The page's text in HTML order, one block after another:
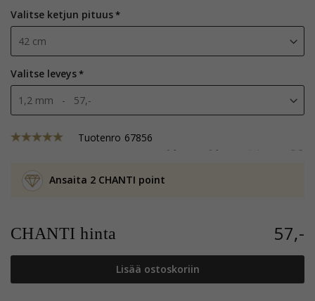
Valitse ketjun pituus
Valitse leveys
Tuotenro 67856
Ansaita 2 CHANTI point
CHANTI hinta 57,-
Lisää ostoskoriin